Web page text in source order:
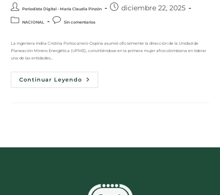
Periodista Digital - María Claudia Pinzón diciembre 22, 2025
NACIONAL Sin comentarios
La ingeniera Indira Cristina Portocarrero Ospina asumió oficialmente la dirección de la Unidad de
Planeación Minero Energética (UPME), convirtiéndose en la primera mujer afrocolombiana en liderar
una de las entidades…
Continuar Leyendo